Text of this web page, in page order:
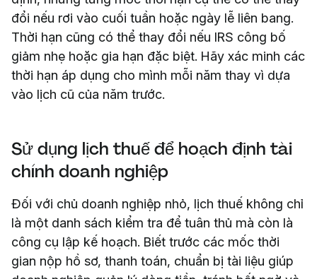
đổi nếu rơi vào cuối tuần hoặc ngày lễ liên bang.
Thời hạn cũng có thể thay đổi nếu IRS công bố
giảm nhẹ hoặc gia hạn đặc biệt. Hãy xác minh các
thời hạn áp dụng cho mình mỗi năm thay vì dựa
vào lịch cũ của năm trước.
Sử dụng lịch thuế để hoạch định tài
chính doanh nghiệp
Đối với chủ doanh nghiệp nhỏ, lịch thuế không chỉ
là một danh sách kiểm tra để tuân thủ mà còn là
công cụ lập kế hoạch. Biết trước các mốc thời
gian nộp hồ sơ, thanh toán, chuẩn bị tài liệu giúp